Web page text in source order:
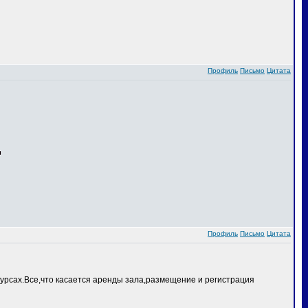
Профиль Письмо Цитата
Профиль Письмо Цитата
касается аренды зала,размещение и регистрация